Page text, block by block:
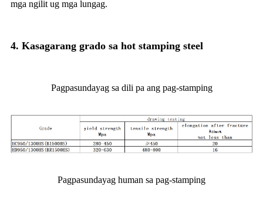
mga ngilit ug mga lungag.
4. Kasagarang grado sa hot stamping steel
Pagpasundayag sa dili pa ang pag-stamping
Pagpasundayag human sa pag-stamping